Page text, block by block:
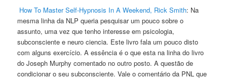
How To Master Self-Hypnosis In A Weekend, Rick Smith: Na
mesma linha da NLP queria pesquisar um pouco sobre o
assunto, uma vez que tenho interesse em psicologia,
subconsciente e neuro ciencia. Este livro fala um pouco disto
com alguns exercício. A essência é o que esta na linha do livro
do Joseph Murphy comentado no outro posto. A questão de
condicionar o seu subconsciente. Vale o comentário da PNL que